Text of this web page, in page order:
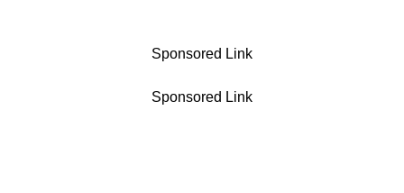
Sponsored Link
Sponsored Link